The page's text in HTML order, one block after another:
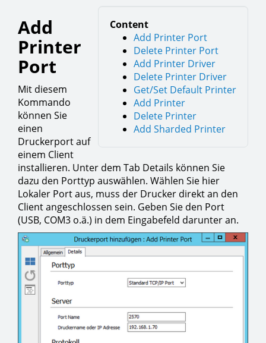
Content
Add Printer Port
Delete Printer Port
Add Printer Driver
Delete Printer Driver
Get/Set Default Printer
Add Printer
Delete Printer
Add Sharded Printer
Add
Printer
Port
Mit diesem
Kommando
können Sie
einen
Druckerport auf
einem Client
installieren. Unter dem Tab Details können Sie
dazu den Porttyp auswählen. Wählen Sie hier
Lokaler Port aus, muss der Drucker direkt an den
Client angeschlossen sein. Geben Sie den Port
(USB, COM3 o.ä.) in dem Eingabefeld darunter an.